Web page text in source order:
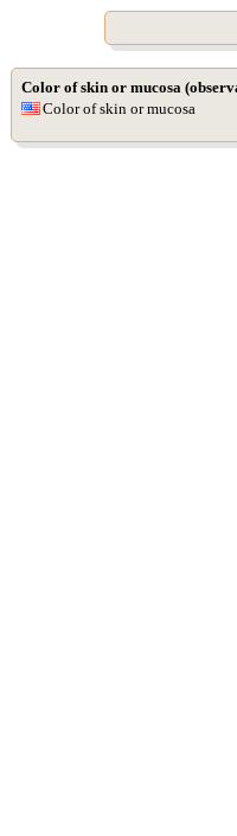
Color of skin or mucosa
Color of skin or mucosa